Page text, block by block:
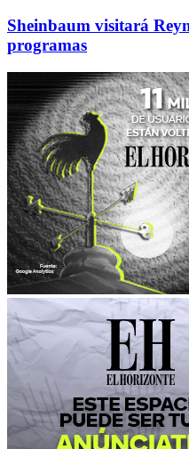
Sheinbaum visitará
programas